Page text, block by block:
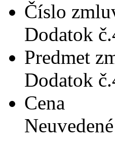
Číslo
Dodatok
Predmet
Dodatok
Cena
Neuvedené